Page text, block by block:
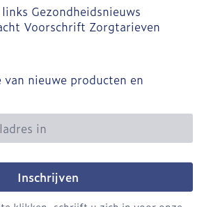
Gezondheidsnieuws
Voorschrift Zorgtarieven
nieuwe producten en
Inschrijven